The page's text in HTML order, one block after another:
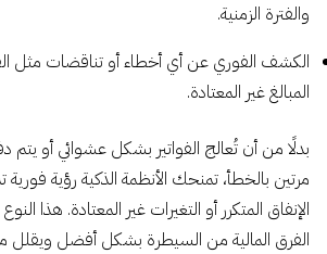
والفترة الزمنية.
الكشف الفوري عن أي أخطاء أو تناقضات مثل
المبالغ غير المعتادة.
بدلًا من أن تُعالج الفواتير بشكل عشوائي أو يتم
مرتين بالخطأ، تمنحك الأنظمة الذكية رؤية
الإنفاق المتكرر أو التغيرات غير المعتادة. هذا
الفرق المالية من السيطرة بشكل أفضل ويقلل